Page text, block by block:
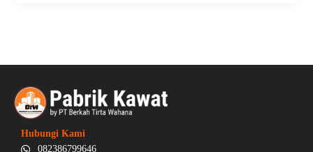
Hubungi Kami
082386799646